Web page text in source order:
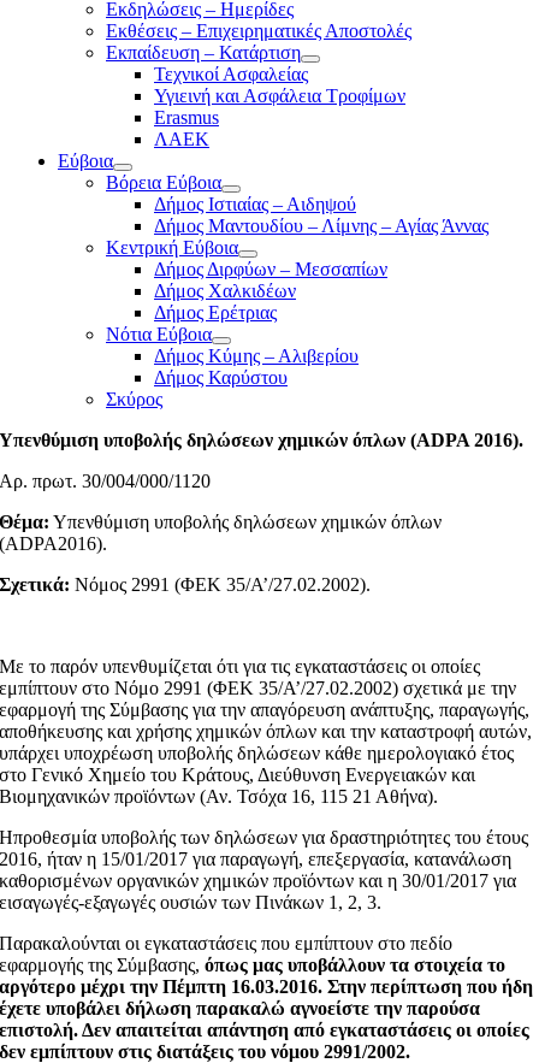
Εκδηλώσεις – Ημερίδες
Εκθέσεις – Επιχειρηματικές Αποστολές
Εκπαίδευση – Κατάρτιση
Τεχνικοί Ασφαλείας
Υγιεινή και Ασφάλεια Τροφίμων
Erasmus
ΛΑΕΚ
Εύβοια
Βόρεια Εύβοια
Δήμος Ιστιαίας – Αιδηψού
Δήμος Μαντουδίου – Λίμνης – Αγίας Άννας
Κεντρική Εύβοια
Δήμος Διρφύων – Μεσσαπίων
Δήμος Χαλκιδέων
Δήμος Ερέτριας
Νότια Εύβοια
Δήμος Κύμης – Αλιβερίου
Δήμος Καρύστου
Σκύρος
Υπενθύμιση υποβολής δηλώσεων χημικών όπλων (ADPA 2016).
Αρ. πρωτ. 30/004/000/1120
Θέμα: Υπενθύμιση υποβολής δηλώσεων χημικών όπλων
(ADPA2016).
Σχετικά: Νόμος 2991 (ΦΕΚ 35/Α’/27.02.2002).
Με το παρόν υπενθυμίζεται ότι για τις εγκαταστάσεις οι οποίες
εμπίπτουν στο Νόμο 2991 (ΦΕΚ 35/Α’/27.02.2002) σχετικά με την
εφαρμογή της Σύμβασης για την απαγόρευση ανάπτυξης, παραγωγής,
αποθήκευσης και χρήσης χημικών όπλων και την καταστροφή αυτών,
υπάρχει υποχρέωση υποβολής δηλώσεων κάθε ημερολογιακό έτος
στο Γενικό Χημείο του Κράτους, Διεύθυνση Ενεργειακών και
Βιομηχανικών προϊόντων (Αν. Τσόχα 16, 115 21 Αθήνα).
Hπροθεσμία υποβολής των δηλώσεων για δραστηριότητες του έτους
2016, ήταν η 15/01/2017 για παραγωγή, επεξεργασία, κατανάλωση
καθορισμένων οργανικών χημικών προϊόντων και η 30/01/2017 για
εισαγωγές-εξαγωγές ουσιών των Πινάκων 1, 2, 3.
Παρακαλούνται οι εγκαταστάσεις που εμπίπτουν στο πεδίο
εφαρμογής της Σύμβασης, όπως μας υποβάλλουν τα στοιχεία το
αργότερο μέχρι την Πέμπτη 16.03.2016. Στην περίπτωση που ήδη
έχετε υποβάλει δήλωση παρακαλώ αγνοείστε την παρούσα
επιστολή. Δεν απαιτείται απάντηση από εγκαταστάσεις οι οποίες
δεν εμπίπτουν στις διατάξεις του νόμου 2991/2002.